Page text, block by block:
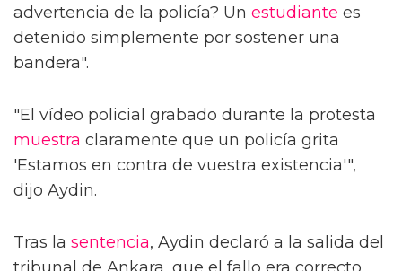
advertencia de la policía? Un estudiante es
detenido simplemente por sostener una
bandera".
"El vídeo policial grabado durante la protesta
muestra claramente que un policía grita
'Estamos en contra de vuestra existencia'",
dijo Aydin.
Tras la sentencia, Aydin declaró a la salida del